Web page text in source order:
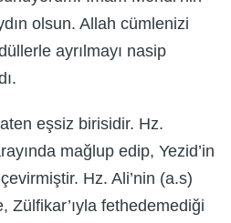
olsun. Allah cümlenizi
ayrılmayı nasip
eşsiz birisidir. Hz.
mağlup edip, Yezid’in
Hz. Ali’nin (a.s)
Zülfikar’ıyla fethedemediği